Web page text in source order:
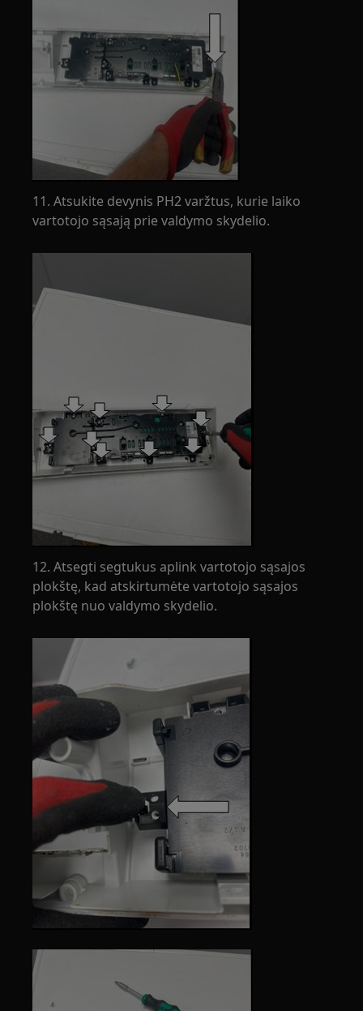
11. Atsukite devynis PH2 varžtus, kurie laiko
vartotojo sąsają prie valdymo skydelio.
12. Atsegti segtukus aplink vartotojo sąsajos
plokštę, kad atskirtumėte vartotojo sąsajos
plokštę nuo valdymo skydelio.